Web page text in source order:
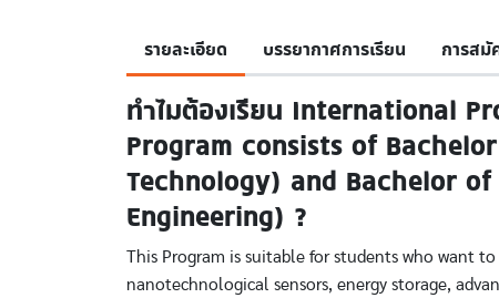
รายละเอียด บรรยากาศการเรียน การสมั
ทำไมต้องเรียน International
Program consists of
Technology) and Bachelor
Engineering) ?
This Program is suitable for students who want
nanotechnological sensors, energy storage,